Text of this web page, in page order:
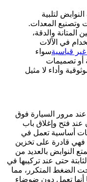
لتلبية
وتصنيع المعدات.
المتانة والدقة،
في الآلات
قياسيةسواء
أو تصميمات
وأداء لا مثيل
عند مرور السيارة فوق
فتح وإغلاق باب
أساسية تعمل في
فهي قادرة على تخزين
النوابض بالعديد من
حتى عند تركيبها في
الضغط المتكرر، مما
أنها تعمل دون ضوضاء